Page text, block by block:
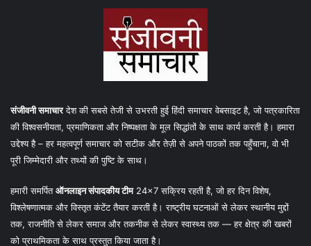
संजीवनी समाचारदेश की सबसे तेजी से उभरती हुई हिंदी समाचार वेबसाइट है, जो पत्रकारिता
की विश्वसनीयता, प्रमाणिकता और निष्पक्षता के मूल सिद्धांतों के साथ कार्य करती है। हमारा
उद्देश्य है – हर महत्वपूर्ण समाचार को सटीक और तेज़ी से अपने पाठकों तक पहुँचाना, वो भी
पूरी जिम्मेदारी और तथ्यों की पुष्टि के साथ।
हमारी समर्पितऑनलाइन संपादकीय टीम24×7 सक्रिय रहती है, जो हर दिन विशेष,
विश्लेषणात्मक और विस्तृत कंटेंट तैयार करती है। राष्ट्रीय घटनाओं से लेकर स्थानीय मुद्दों
तक, राजनीति से लेकर समाज और तकनीक से लेकर स्वास्थ्य तक — हर क्षेत्र की खबरों
को प्राथमिकता के साथ प्रस्तुत किया जाता है।